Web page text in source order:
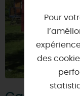
Pour
des